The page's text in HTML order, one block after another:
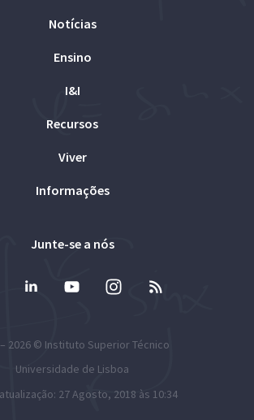
Notícias
Ensino
I&I
Recursos
Viver
Informações
Junte-se a nós
2026 © Instituto Superior Técnico
Universidade de Lisboa
27 Agosto, 2018 às 10:34